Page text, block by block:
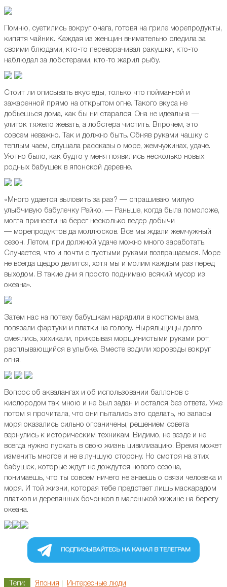
Помню, суетились вокруг очага, готовя на гриле морепродукты,
кипятя чайник. Каждая из женщин внимательно следила за
своими блюдами, кто-то переворачивал ракушки, кто-то
наблюдал за лобстерами, кто-то жарил рыбу.
Cтоит ли описывать вкус еды, только что пойманной и
зажаренной прямо на открытом огне. Такого вкуса не
добьешься дома, как бы ни старался. Она не идеальна —
улиток тяжело жевать, а лобстера чистить. Впрочем, это
совсем неважно. Так и должно быть. Обняв руками чашку с
теплым чаем, слушала рассказы о море, жемчужинах, удаче.
Уютно было, как будто у меня появились несколько новых
родных бабушек в японской деревне.
«Много удается выловить за раз? — спрашиваю милую
улыбчивую бабулечку Рейко. — Раньше, когда была помоложе,
могла принести на берег несколько ведер добычи
— морепродуктов да моллюсков. Все мы ждали жемчужный
сезон. Летом, при должной удаче можно много заработать.
Случается, что и почти с пустыми руками возвращаемся. Море
не всегда щедро делится, хотя мы и молим каждым раз перед
выходом. В такие дни я просто поднимаю всякий мусор из
океана».
Затем нас на потеху бабушкам нарядили в костюмы ама,
повязали фартуки и платки на голову. Ныряльщицы долго
смеялись, хихикали, прикрывая морщинистыми руками рот,
расплывающийся в улыбке. Вместе водили хороводы вокруг
огня.
Вопрос об аквалангах и об использовании баллонов с
кислородом так мною и не был задан и остался без ответа. Уже
потом я прочитала, что они пытались это сделать, но запасы
моря оказались сильно ограничены, решением совета
вернулись к историческим техникам. Видимо, не везде и не
всегда нужно пускать в свою жизнь цивилизацию. Время может
изменить многое и не в лучшую сторону. Но смотря на этих
бабушек, которые ждут не дождутся нового сезона,
понимаешь, что ты совсем ничего не знаешь о связи человека и
моря. И той жизни, которая тебе предстает лишь маскарадом
платков и деревянных бочонков в маленькой хижине на берегу
океана.
ПОДПИСЫВАЙТЕСЬ НА КАНАЛ В ТЕЛЕГРАМ
Теги: Япония Интересные люди